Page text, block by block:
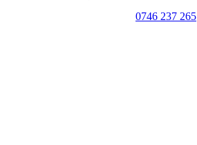
0746 237 265